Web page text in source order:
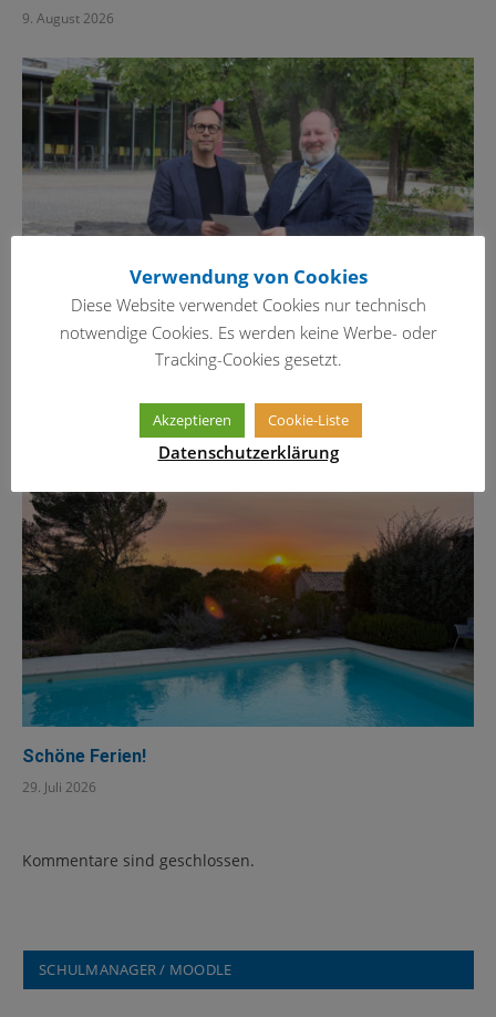
9. August 2026
Neuer Schulleiter im Amt
Schöne Ferien!
29. Juli 2026
Kommentare sind geschlossen.
SCHULMANAGER / MOODLE
Verwendung von Cookies
Diese Website verwendet Cookies nur technisch
notwendige Cookies. Es werden keine Werbe- oder
Tracking-Cookies gesetzt.
Akzeptieren Cookie-Liste
Datenschutzerklärung